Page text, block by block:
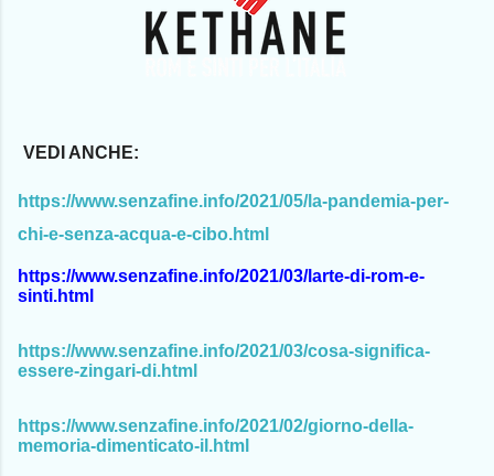
VEDI ANCHE:
https://www.senzafine.info/2021/05/la-pandemia-per-
chi-e-senza-acqua-e-cibo.html
https://www.senzafine.info/2021/03/larte-di-rom-e-
sinti.html
https://www.senzafine.info/2021/03/cosa-significa-
essere-zingari-di.html
https://www.senzafine.info/2021/02/giorno-della-
memoria-dimenticato-il.html